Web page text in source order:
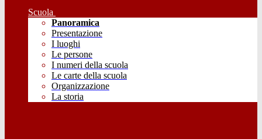
Scuola
Panoramica
Presentazione
I luoghi
Le persone
I numeri della scuola
Le carte della scuola
Organizzazione
La storia